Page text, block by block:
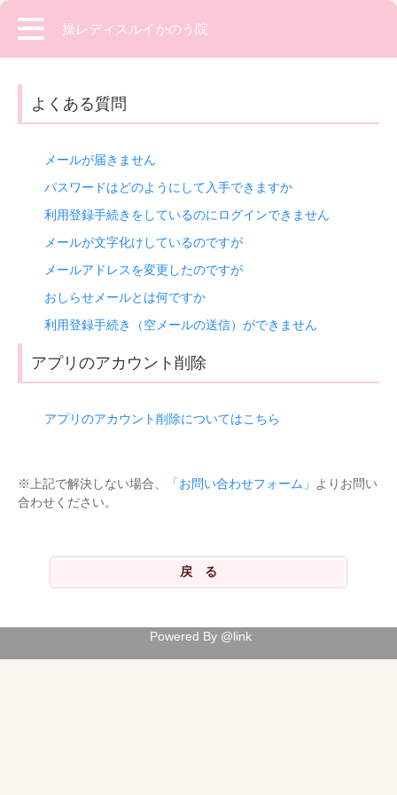
操レディスルイかのう院
よくある質問
メールが届きません
パスワードはどのようにして入手できますか
利用登録手続きをしているのにログインできません
メールが文字化けしているのですが
メールアドレスを変更したのですが
おしらせメールとは何ですか
利用登録手続き（空メールの送信）ができません
アプリのアカウント削除
アプリのアカウント削除についてはこちら
※上記で解決しない場合、 「お問い合わせフォーム」
よりお問い
合わせください。
Powered By @link